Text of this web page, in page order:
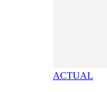
ACTUAL